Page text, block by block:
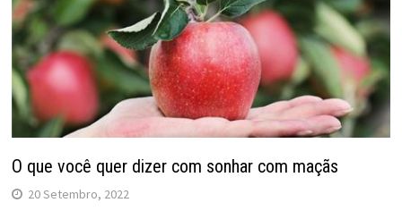
O que você quer dizer com sonhar com maçãs
20 Setembro, 2022